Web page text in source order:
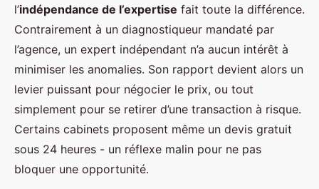
l’indépendance de l’expertise fait toute la différence.
Contrairement à un diagnostiqueur mandaté par
l’agence, un expert indépendant n’a aucun intérêt à
minimiser les anomalies. Son rapport devient alors un
levier puissant pour négocier le prix, ou tout
simplement pour se retirer d’une transaction à risque.
Certains cabinets proposent même un devis gratuit
sous 24 heures - un réflexe malin pour ne pas
bloquer une opportunité.